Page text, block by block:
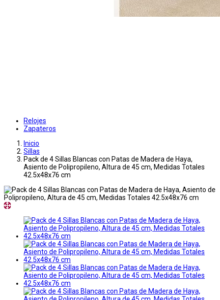
Relojes
Zapateros
Inicio
Sillas
Pack de 4 Sillas Blancas con Patas de Madera de Haya,
Asiento de Polipropileno, Altura de 45 cm, Medidas Totales
42.5x48x76 cm